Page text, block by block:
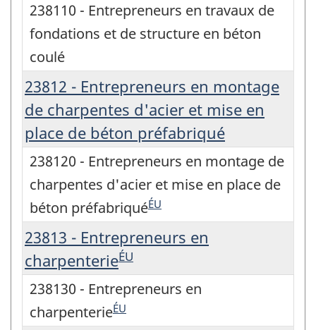
238110 - Entrepreneurs en travaux de
fondations et de structure en béton
coulé
23812 - Entrepreneurs en montage
de charpentes d'acier et mise en
place de béton préfabriqué
238120 - Entrepreneurs en montage de
charpentes d'acier et mise en place de
béton préfabriquéÉU
23813 - Entrepreneurs en
charpenterieÉU
238130 - Entrepreneurs en
charpenterieÉU